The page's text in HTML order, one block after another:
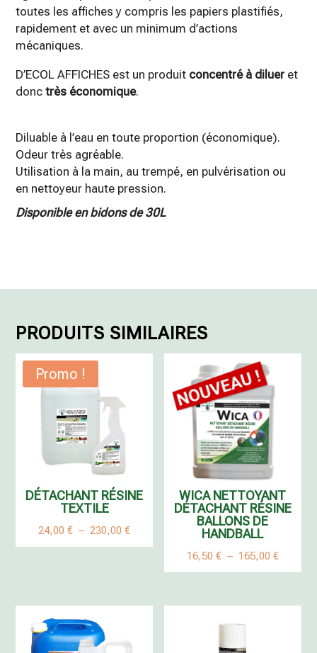
toutes les affiches y compris les papiers plastifiés,
rapidement et avec un minimum d’actions
mécaniques.
D’ECOL AFFICHES est un produit concentré à diluer et
donctrès économique.
Diluable à l’eau en toute proportion (économique).
Odeur très agréable.
Utilisation à la main, au trempé, en pulvérisation ou
en nettoyeur haute pression.
Disponible en bidons de 30L
PRODUITS SIMILAIRES
Promo !
DÉTACHANT RÉSINE
TEXTILE
24,00€ – 230,00€Plage
de
à
WICA NETTOYANT
DÉTACHANT RÉSINE
BALLONS DE
HANDBALL
16,50 € – 165,00 €Plage
de